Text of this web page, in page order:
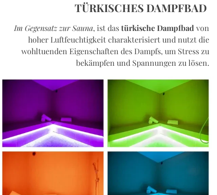
TÜRKISCHES DAMPFBAD
Im Gegensatz zur Sauna, ist dastürkische Dampfbad von
hoher Luftfeuchtigkeit charakterisiert und nutzt die
wohltuenden Eigenschaften des Dampfs, um Stress zu
bekämpfen und Spannungen zu lösen.